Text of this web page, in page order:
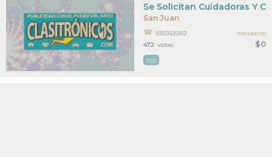
San Juan
$0
Se Solicitan Cuidadoras Y
9392605992
MAS
472 vistas
PR54256720